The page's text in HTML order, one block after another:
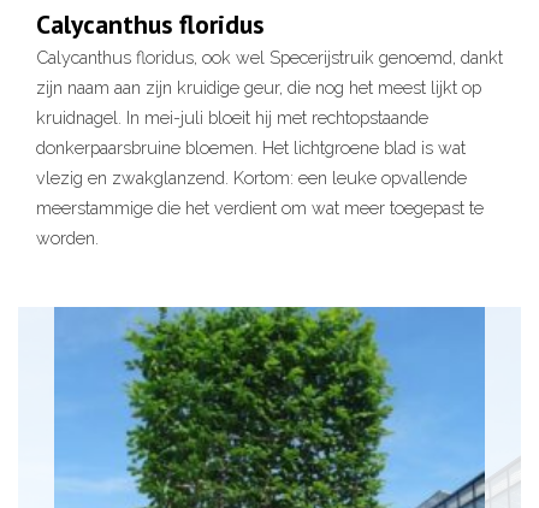
Calycanthus floridus
Calycanthus floridus, ook wel Specerijstruik genoemd, dankt
zijn naam aan zijn kruidige geur, die nog het meest lijkt op
kruidnagel. In mei-juli bloeit hij met rechtopstaande
donkerpaarsbruine bloemen. Het lichtgroene blad is wat
vlezig en zwakglanzend. Kortom: een leuke opvallende
meerstammige die het verdient om wat meer toegepast te
worden.